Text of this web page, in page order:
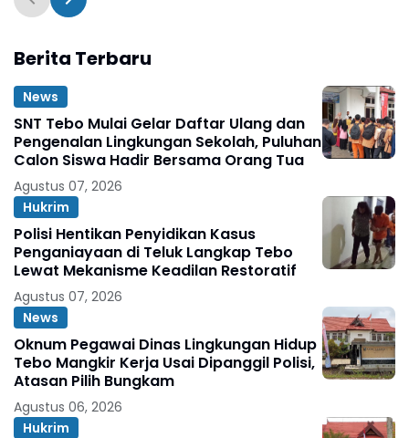
Berita Terbaru
News
SNT Tebo Mulai Gelar Daftar Ulang dan
Pengenalan Lingkungan Sekolah, Puluhan
Calon Siswa Hadir Bersama Orang Tua
Agustus 07, 2026
Hukrim
Polisi Hentikan Penyidikan Kasus
Penganiayaan di Teluk Langkap Tebo
Lewat Mekanisme Keadilan Restoratif
Agustus 07, 2026
News
Oknum Pegawai Dinas Lingkungan Hidup
Tebo Mangkir Kerja Usai Dipanggil Polisi,
Atasan Pilih Bungkam
Agustus 06, 2026
Hukrim